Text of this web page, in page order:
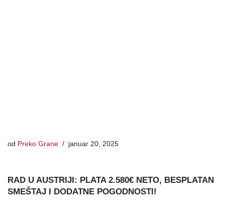
od Preko Grane januar 20, 2025
RAD U AUSTRIJI: PLATA 2.580€ NETO, BESPLATAN
SMEŠTAJ I DODATNE POGODNOSTI!